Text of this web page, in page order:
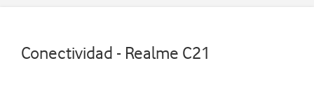
Conectividad - Realme C21